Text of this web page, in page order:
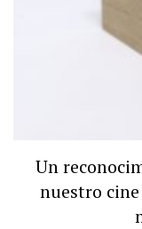
Un
nuestro